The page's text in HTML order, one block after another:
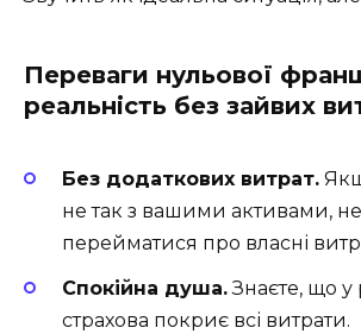
Переваги нульової
реальність без зайвих
Без додаткових витрат.
не так з вашими активами, не
перейматися про власні
Спокійна душа.Знаєте, що у
страхова покриє всі витрати.